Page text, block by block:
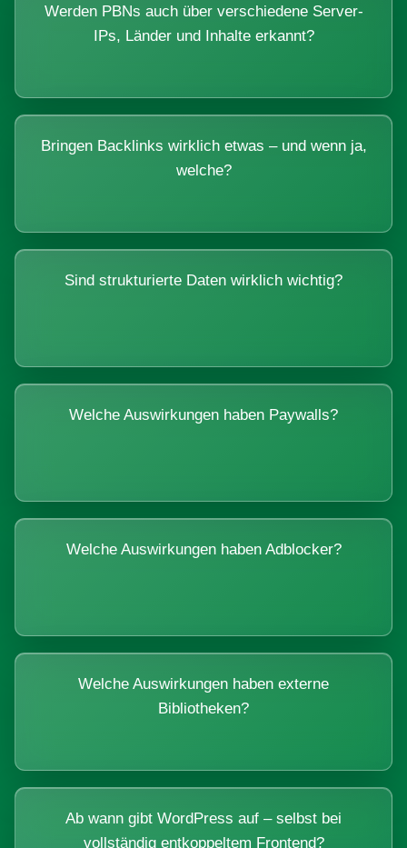
Werden PBNs auch über verschiedene Server-
IPs, Länder und Inhalte erkannt?
Bringen Backlinks wirklich etwas – und wenn ja,
welche?
Sind strukturierte Daten wirklich wichtig?
Welche Auswirkungen haben Paywalls?
Welche Auswirkungen haben Adblocker?
Welche Auswirkungen haben externe
Bibliotheken?
Ab wann gibt WordPress auf – selbst bei
vollständig entkoppeltem Frontend?